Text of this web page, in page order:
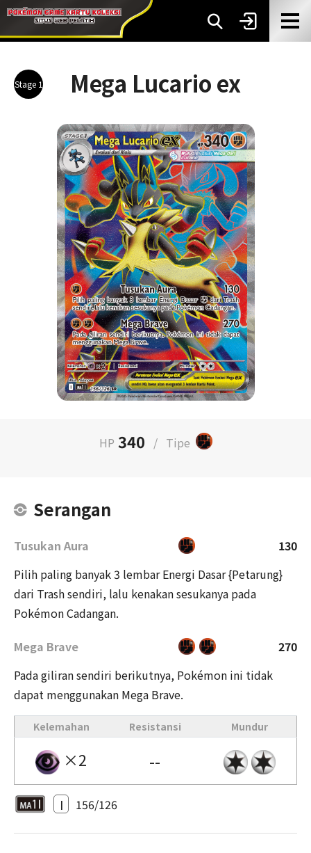
Stage 1 Mega Lucario ex
HP 340 / Tipe
Serangan
Tusukan Aura
130
Pilih paling banyak 3 lembar Energi Dasar {Petarung}
dari Trash sendiri, lalu kenakan sesukanya pada
Pokémon Cadangan.
Mega Brave
270
Pada giliran sendiri berikutnya, Pokémon ini tidak
dapat menggunakan Mega Brave.
Kelemahan Resistansi Mundur
×2 --
I 156/126